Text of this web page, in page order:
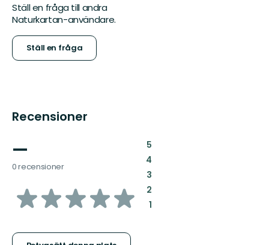
Ställ en fråga till andra
Naturkartan-användare.
Ställ en fråga
Recensioner
—
0 recensioner
av
5:
4:
3:
2:
1: